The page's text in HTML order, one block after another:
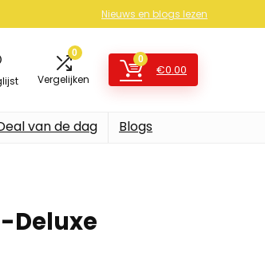
Nieuws en blogs lezen
0
Vergelijken
0
€0.00
van de dag Blogs
Deluxe